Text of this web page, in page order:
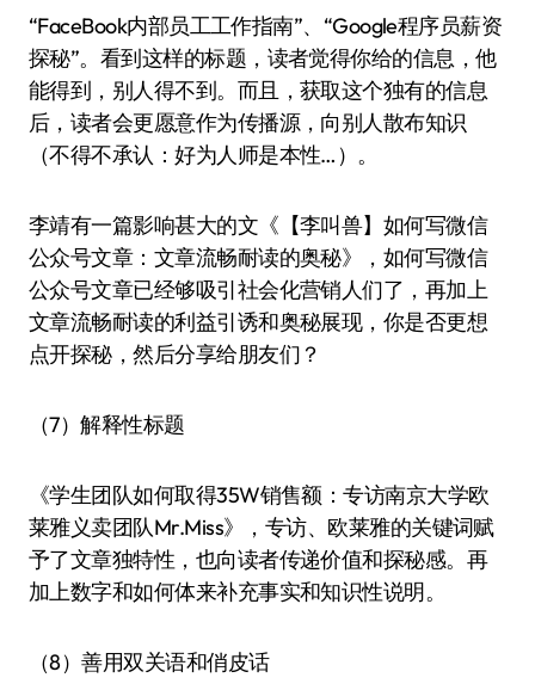
“FaceBook内部员工工作指南”、“Google程序员薪资
探秘”。看到这样的标题，读者觉得你给的信息，他
能得到，别人得不到。而且，获取这个独有的信息
后，读者会更愿意作为传播源，向别人散布知识
（不得不承认：好为人师是本性…）。
李靖有一篇影响甚大的文《【李叫兽】如何写微信
公众号文章：文章流畅耐读的奥秘》，如何写微信
公众号文章已经够吸引社会化营销人们了，再加上
文章流畅耐读的利益引诱和奥秘展现，你是否更想
点开探秘，然后分享给朋友们？
（7）解释性标题
《学生团队如何取得35W销售额：专访南京大学欧
莱雅义卖团队Mr.Miss》，专访、欧莱雅的关键词赋
予了文章独特性，也向读者传递价值和探秘感。再
加上数字和如何体来补充事实和知识性说明。
（8）善用双关语和俏皮话